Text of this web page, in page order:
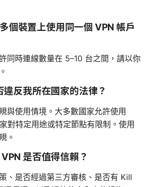
個裝置上使用同一個 VPN 帳戶
同時連線數量在 5–10 台之間，請以你
違反我所在國家的法律？
與使用情境。大多數國家允許使用
對特定用途或特定節點有限制。使用
。
是否值得信賴？
、是否經過第三方審核、是否有 Kill